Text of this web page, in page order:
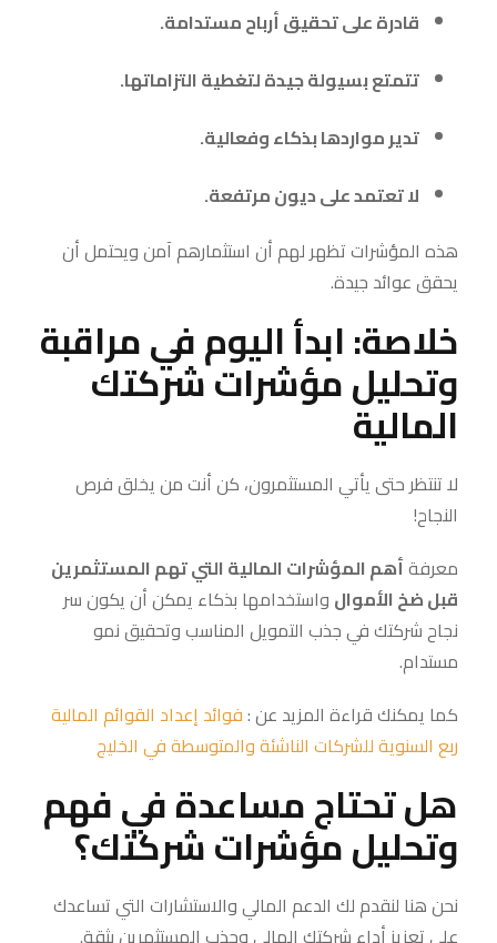
قادرة على تحقيق أرباح مستدامة.
تتمتع بسيولة جيدة لتغطية التزاماتها.
تدير مواردها بذكاء وفعالية.
لا تعتمد على ديون مرتفعة.
هذه المؤشرات تظهر لهم أن استثمارهم آمن ويحتمل أن
يحقق عوائد جيدة.
خلاصة: ابدأ اليوم في مراقبة
وتحليل مؤشرات شركتك
المالية
لا تنتظر حتى يأتي المستثمرون، كن أنت من يخلق فرص
النجاح!
معرفةأهم المؤشرات المالية التي تهم المستثمرين
قبل ضخ الأموال واستخدامها بذكاء يمكن أن يكون سر
نجاح شركتك في جذب التمويل المناسب وتحقيق نمو
مستدام.
كما يمكنك قراءة المزيد عن :فوائد إعداد القوائم المالية
ربع السنوية للشركات الناشئة والمتوسطة في الخليج
هل تحتاج مساعدة في فهم
وتحليل مؤشرات شركتك؟
نحن هنا لنقدم لك الدعم المالي والاستشارات التي تساعدك